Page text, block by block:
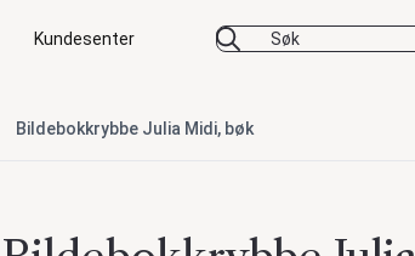
Kundesenter
Bildebokkrybbe Julia Midi, bøk